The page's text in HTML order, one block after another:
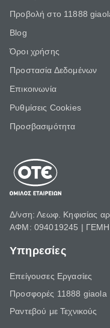
Προβολή στο 11888
Blog
Όροι χρήσης
Προστασία Δεδομένων
Επικοινωνία
Ρυθμίσεις Cookies
Προσβασιμότητα
Δ/νση: Λεωφ. Κηφισίας
ΑΦΜ: 094019245 |
Υπηρεσίες
Επείγουσες Εργασίες
Προσφορές 11888 giaola
Ραντεβού με Τεχνικούς